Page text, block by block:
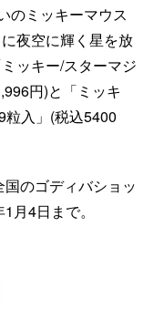
のミッキーマウス
夜空に輝く星を放
ッキー/スターマジ
円)と「ミッキ
粒入」(税込5400
のゴディバショッ
月4日まで。